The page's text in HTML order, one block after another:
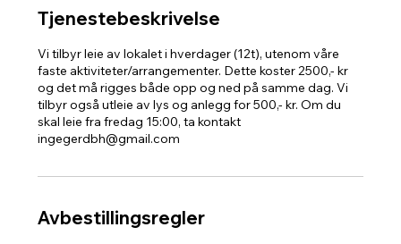
Tjenestebeskrivelse
Vi tilbyr leie av lokalet i hverdager (12t), utenom våre
faste aktiviteter/arrangementer. Dette koster 2500,- kr
og det må rigges både opp og ned på samme dag. Vi
tilbyr også utleie av lys og anlegg for 500,- kr. Om du
skal leie fra fredag 15:00, ta kontakt
ingegerdbh@gmail.com
Avbestillingsregler